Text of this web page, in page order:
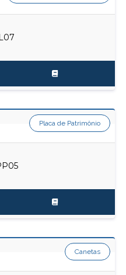
Placa de Patrimônio
Canetas